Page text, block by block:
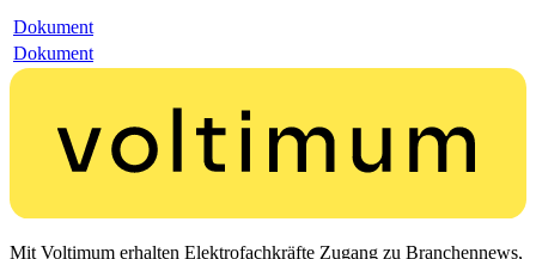
Dokument
Dokument
Mit Voltimum erhalten Elektrofachkräfte Zugang zu Branchennews,